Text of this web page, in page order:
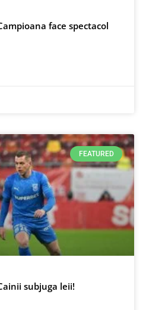
face spectacol
FEATURED
subjuga leii!